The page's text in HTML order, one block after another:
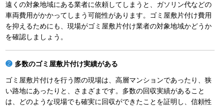
遠くの対象地域にある業者に依頼してしまうと、ガソリン代などの
車両費用がかかってしまう可能性があります。ゴミ屋敷片付け費用
を抑えるためにも、現場がゴミ屋敷片付け業者の対象地域かどうか
を確認しましょう。
多数のゴミ屋敷片付け実績がある
ゴミ屋敷片付けを行う際の現場は、高層マンションであったり、狭
い路地にあったりと、さまざまです。多数の回収実績があること
は、どのような現場でも確実に回収ができたことを証明し、信頼性